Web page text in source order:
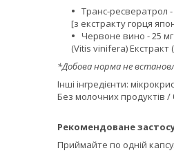
Транс-ресвератрол
[з екстракту горця
Червоне вино - 25
(Vitis vinifera) Екстракт
*Добова норма не
Інші інгредієнти:
Без молочних продуктів /
Рекомендоване
Приймайте по одній